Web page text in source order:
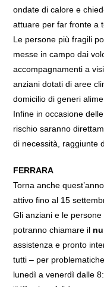
ondate di calore e
attuare per far fronte a
Le persone più fragili
messe in campo dai
accompagnamenti a
anziani dotati di aree
domicilio di generi
Infine in occasione
rischio saranno
di necessità, raggiunte
FERRARA
Torna anche
attivo fino al 15
Gli anziani e le
potranno chiamare il
assistenza e pronto
tutti – per
lunedì a venerdì dalle